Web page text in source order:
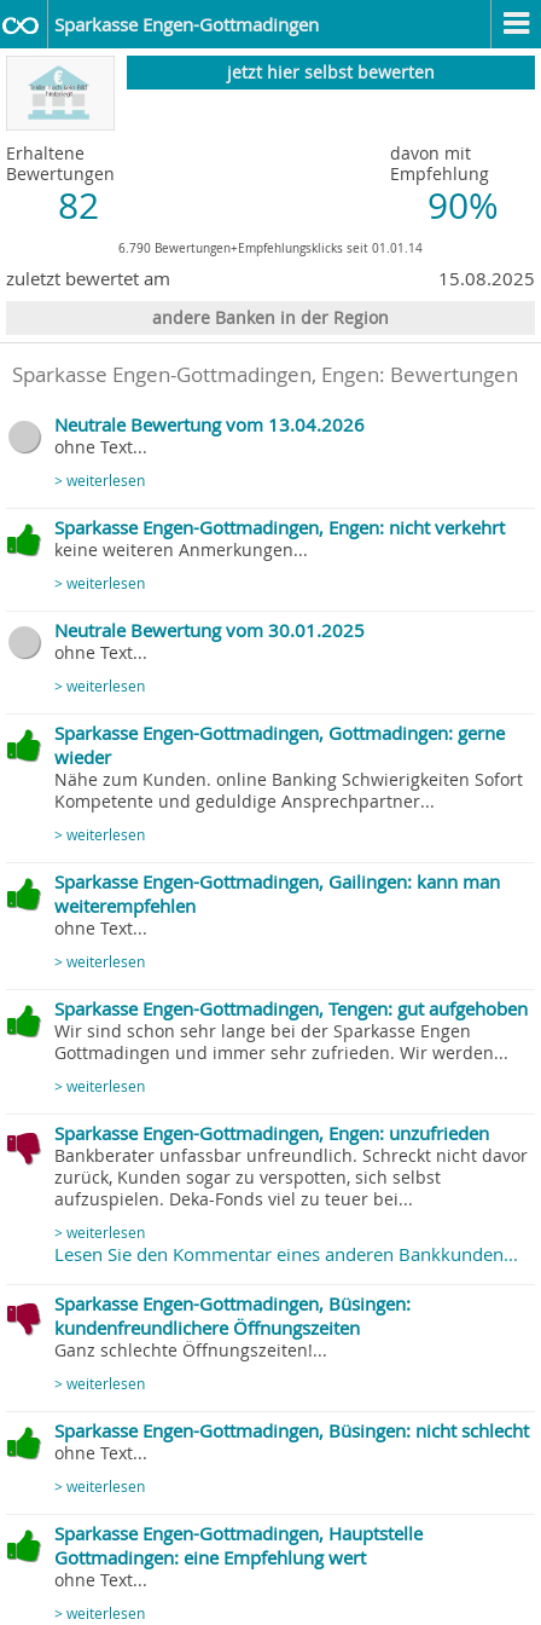
Sparkasse Engen-Gottmadingen
jetzt hier selbst bewerten
Erhaltene
Bewertungen
82
davon mit
Empfehlung
90%
6.790 Bewertungen+Empfehlungsklicks seit 01.01.14
zuletzt bewertet am 15.08.2025
andere Banken in der Region
Sparkasse Engen-Gottmadingen, Engen: Bewertungen
Neutrale Bewertung vom 13.04.2026
ohne Text...
> weiterlesen
Sparkasse Engen-Gottmadingen, Engen: nicht verkehrt
keine weiteren Anmerkungen...
> weiterlesen
Neutrale Bewertung vom 30.01.2025
ohne Text...
> weiterlesen
Sparkasse Engen-Gottmadingen, Gottmadingen: gerne
wieder
Nähe zum Kunden. online Banking Schwierigkeiten Sofort
Kompetente und geduldige Ansprechpartner...
> weiterlesen
Sparkasse Engen-Gottmadingen, Gailingen: kann man
weiterempfehlen
ohne Text...
> weiterlesen
Sparkasse Engen-Gottmadingen, Tengen: gut aufgehoben
Wir sind schon sehr lange bei der Sparkasse Engen
Gottmadingen und immer sehr zufrieden. Wir werden...
> weiterlesen
Sparkasse Engen-Gottmadingen, Engen: unzufrieden
Bankberater unfassbar unfreundlich. Schreckt nicht davor
zurück, Kunden sogar zu verspotten, sich selbst
aufzuspielen. Deka-Fonds viel zu teuer bei...
> weiterlesen
Lesen Sie den Kommentar eines anderen Bankkunden...
Sparkasse Engen-Gottmadingen, Büsingen:
kundenfreundlichere Öffnungszeiten
Ganz schlechte Öffnungszeiten!...
> weiterlesen
Sparkasse Engen-Gottmadingen, Büsingen: nicht schlecht
ohne Text...
> weiterlesen
Sparkasse Engen-Gottmadingen, Hauptstelle
Gottmadingen: eine Empfehlung wert
ohne Text...
> weiterlesen